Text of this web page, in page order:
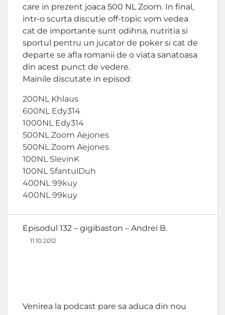
care in prezent joaca 500 NL Zoom. In final,
intr-o scurta discutie off-topic vom vedea
cat de importante sunt odihna, nutritia si
sportul pentru un jucator de poker si cat de
departe se afla romanii de o viata sanatoasa
din acest punct de vedere.
Mainile discutate in episod:
200NL Khlaus
600NL Edy314
1000NL Edy314
500NL Zoom Aejones
500NL Zoom Aejones
100NL SlevinK
100NL SfantulDuh
400NL 99kuy
400NL 99kuy
Episodul 132 – gigibaston – Andrei B.
11.10.2012
Venirea la podcast pare sa aduca din nou